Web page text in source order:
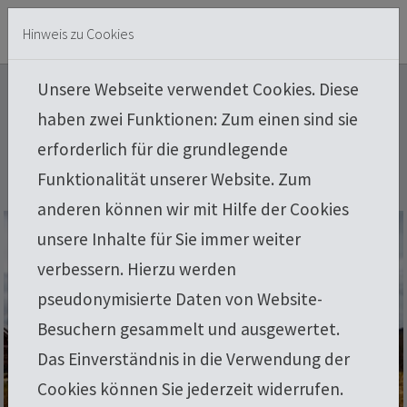
Skip to main content
Skip to page footer
Dachsanierung
Hinweis zu Cookies
Unsere Webseite verwendet Cookies. Diese
haben zwei Funktionen: Zum einen sind sie
erforderlich für die grundlegende
Funktionalität unserer Website. Zum
anderen können wir mit Hilfe der Cookies
unsere Inhalte für Sie immer weiter
verbessern. Hierzu werden
pseudonymisierte Daten von Website-
Besuchern gesammelt und ausgewertet.
Das Einverständnis in die Verwendung der
Cookies können Sie jederzeit widerrufen.